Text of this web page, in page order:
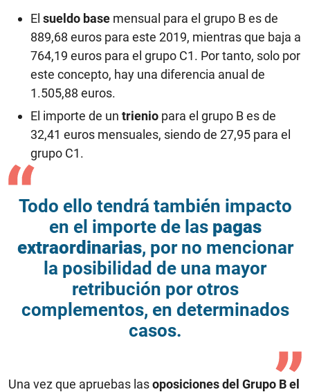
El sueldo base mensual para el grupo B es de
889,68 euros para este 2019, mientras que baja a
764,19 euros para el grupo C1. Por tanto, solo por
este concepto, hay una diferencia anual de
1.505,88 euros.
El importe de un trienio para el grupo B es de
32,41 euros mensuales, siendo de 27,95 para el
grupo C1.
Todo ello tendrá también impacto
en el importe de las pagas
extraordinarias, por no mencionar
la posibilidad de una mayor
retribución por otros
complementos, en determinados
casos.
Una vez que apruebas lasoposiciones del Grupo B el